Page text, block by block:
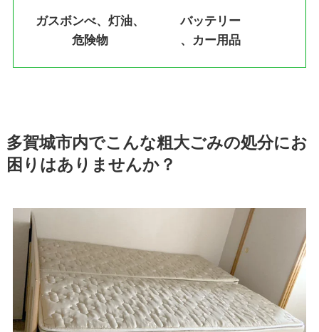
ガスボンべ、灯油、
危険物
バッテリー
、カー用品
多賀城市内でこんな粗大ごみの処分にお
困りはありませんか？